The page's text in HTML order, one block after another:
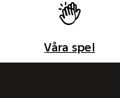
Våra spel